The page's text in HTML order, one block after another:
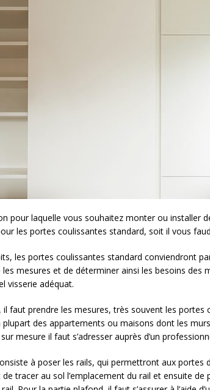
pour laquelle vous souhaitez monter ou installer
les portes coulissantes standard, soit il vous
les portes coulissantes standard conviendront
mesures et de déterminer ainsi les besoins des
visserie adéquat.
faut prendre les mesures, très souvent les portes
plupart des appartements ou maisons dont les
mesure il faut s’adresser auprès d’un
à poser les rails, qui permettront aux portes
tracer au sol l’emplacement du rail et ensuite de